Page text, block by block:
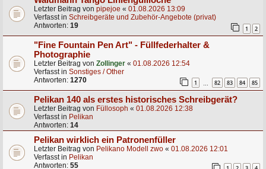
Letzter Beitrag von pipejoe « 01.08.2026 13:09
Verfasst in Schreibgeräte und Zubehör-Angebote (privat)
Antworten: 19 1 2
"Fine Fountain Pen Art" - Füllfederhalter &
Photographie
Letzter Beitrag von Zollinger « 01.08.2026 12:54
Verfasst in Sonstiges / Other
Antworten: 1270 1 82 83 84 85
Pelikan 140 als erstes historisches Schreibgerät?
Letzter Beitrag von Füllosoph « 01.08.2026 12:38
Verfasst in Pelikan
Antworten: 14
Pelikan wirklich ein Patronenfüller
Letzter Beitrag von Pelikano Modell zwo « 01.08.2026 12:01
Verfasst in Pelikan
Antworten: 55